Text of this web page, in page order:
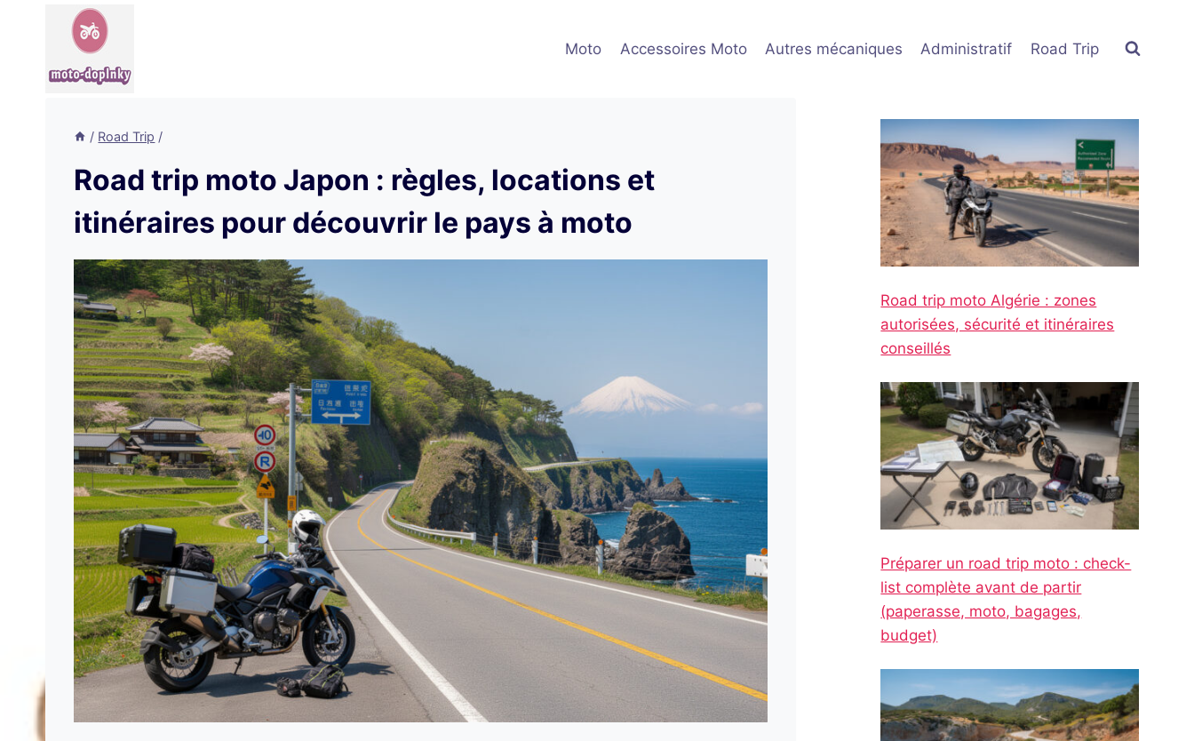
Moto Accessoires Moto Autres mécaniques Administratif Road Trip
/ Road Trip /
Road trip moto Japon : règles, locations et
itinéraires pour découvrir le pays à moto
Road trip moto Algérie : zones
autorisées, sécurité et itinéraires
conseillés
Préparer un road trip moto : check-
list complète avant de partir
(paperasse, moto, bagages,
budget)